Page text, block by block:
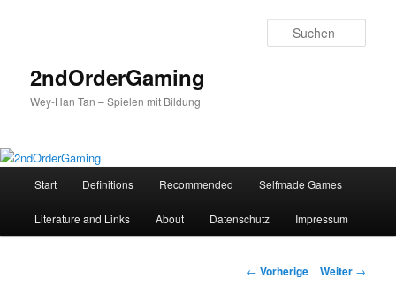
2ndOrderGaming
Wey-Han Tan – Spielen mit Bildung
Zum
Inhalt
Start Definitions Recommended Selfmade Games
Literature and Links About Datenschutz Impressum
Beitrags-
← Vorherige Weiter →